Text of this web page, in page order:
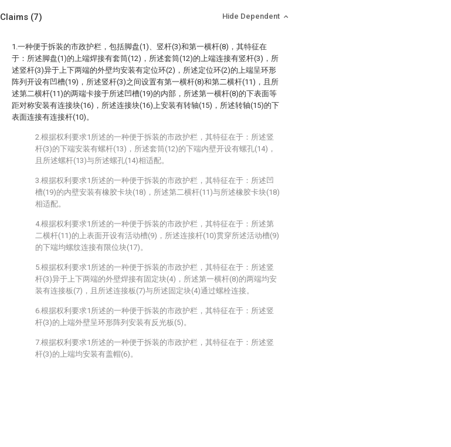
Claims (7) Hide Dependent
1.一种便于拆装的市政护栏，包括脚盘(1)、竖杆(3)和第一横杆(8)，其特征在
于：所述脚盘(1)的上端焊接有套筒(12)，所述套筒(12)的上端连接有竖杆(3)，所
述竖杆(3)异于上下两端的外壁均安装有定位环(2)，所述定位环(2)的上端呈环形
阵列开设有凹槽(19)，所述竖杆(3)之间设置有第一横杆(8)和第二横杆(11)，且所
述第二横杆(11)的两端卡接于所述凹槽(19)的内部，所述第一横杆(8)的下表面等
距对称安装有连接块(16)，所述连接块(16)上安装有转轴(15)，所述转轴(15)的下
表面连接有连接杆(10)。
2.根据权利要求1所述的一种便于拆装的市政护栏，其特征在于：所述竖
杆(3)的下端安装有螺杆(13)，所述套筒(12)的下端内壁开设有螺孔(14)，
且所述螺杆(13)与所述螺孔(14)相适配。
3.根据权利要求1所述的一种便于拆装的市政护栏，其特征在于：所述凹
槽(19)的内壁安装有橡胶卡块(18)，所述第二横杆(11)与所述橡胶卡块(18)
相适配。
4.根据权利要求1所述的一种便于拆装的市政护栏，其特征在于：所述第
二横杆(11)的上表面开设有活动槽(9)，所述连接杆(10)贯穿所述活动槽(9)
的下端均螺纹连接有限位块(17)。
5.根据权利要求1所述的一种便于拆装的市政护栏，其特征在于：所述竖
杆(3)异于上下两端的外壁焊接有固定块(4)，所述第一横杆(8)的两端均安
装有连接板(7)，且所述连接板(7)与所述固定块(4)通过螺栓连接。
6.根据权利要求1所述的一种便于拆装的市政护栏，其特征在于：所述竖
杆(3)的上端外壁呈环形阵列安装有反光板(5)。
7.根据权利要求1所述的一种便于拆装的市政护栏，其特征在于：所述竖
杆(3)的上端均安装有盖帽(6)。